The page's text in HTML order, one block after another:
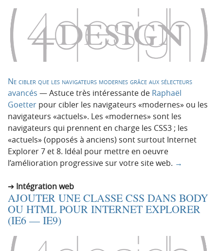
Ne cibler que les navigateurs modernes grâce aux sélecteurs
avancés — Astuce très intéressante de Raphaël
Goetter pour cibler les navigateurs «modernes» ou les
navigateurs «actuels». Les «modernes» sont les
navigateurs qui prennent en charge les CSS3 ; les
«actuels» (opposés à anciens) sont surtout Internet
Explorer 7 et 8. Idéal pour mettre en oeuvre
l’amélioration progressive sur votre site web. →
Intégration web
AJOUTER UNE CLASSE CSS DANS BODY
OU HTML POUR INTERNET EXPLORER
(IE6 — IE9)